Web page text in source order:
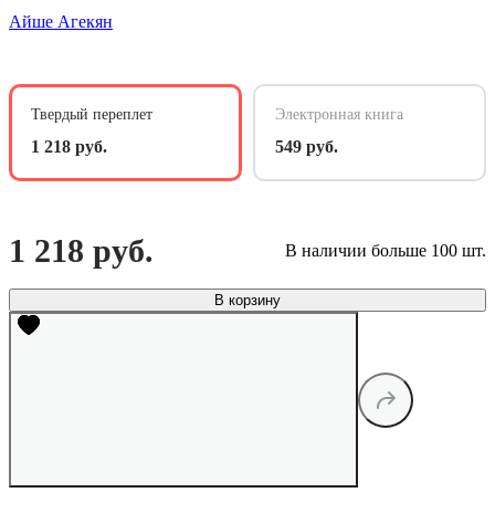
Айше Агекян
Твердый переплет
1 218 руб.
Электронная книга
549 руб.
1 218 руб. В наличии больше 100 шт.
В корзину